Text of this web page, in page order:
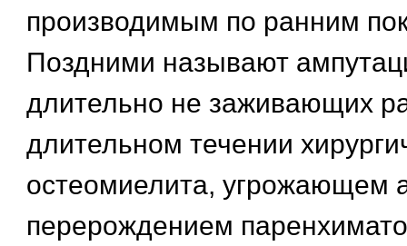
производимым по ранним
Поздними называют
длительно не заживающих
длительном течении
остеомиелита, угрожающем
перерождением